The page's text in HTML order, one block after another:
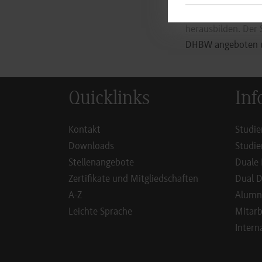
herausbilden.
DHBW
Quicklinks
Kontakt
Downloads
Stellenangebote
Zertifikate und Mitgliedschaften
A-Z
Leichte Sprache
Duale
Dual